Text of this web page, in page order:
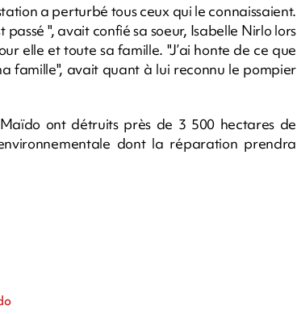
a perturbé tous ceux qui le connaissaient.
passé ", avait confié sa soeur, Isabelle Nirlo lors
elle et toute sa famille. "J’ai honte de ce que
famille", avait quant à lui reconnu le pompier
ont détruits près de 3 500 hectares de
dont la réparation prendra